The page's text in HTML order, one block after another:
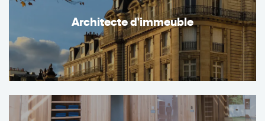
Architecte d'immeuble